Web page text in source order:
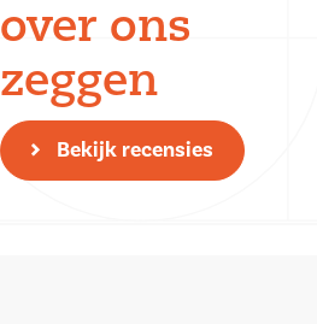
over ons
zeggen
Bekijk recensies